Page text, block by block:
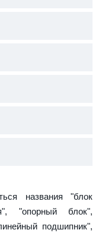
названия "блок
"опорный блок",
подшипник",